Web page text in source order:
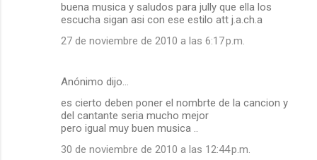
buena musica y saludos para jully que ella los
escucha sigan asi con ese estilo att j.a.ch.a
27 de noviembre de 2010 a las 6:17 p.m.
Anónimo dijo…
es cierto deben poner el nombrte de la cancion y
del cantante seria mucho mejor
pero igual muy buen musica ..
30 de noviembre de 2010 a las 12:44 p.m.